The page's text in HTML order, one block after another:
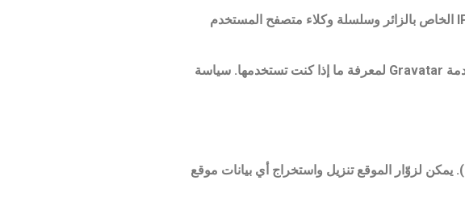
عندما يترك الزائرون تعليقاتهم على الموقع، نجمع البيانات الموضحة في نموذج التعليقات، وكذلك عنوان IP الخاص بالزائر وسلسلة وكلاء متصفح المستخدم
قد يتم توفير سلسلة مجهولة المصدر تم إنشاؤها من عنوان بريدك الإلكتروني (وتسمى أيضًا hash) إلى خدمة Gravatar لمعرفة ما إذا كنت تستخدمها. سياسة
إذا قمت بتحميل الصور إلى موقع الويب، يجب تجنب تحميل الصور مع بيانات الموقع المضمنة (EXIF GPS). يمكن لزوّار الموقع تنزيل واستخراج أي بيانات موقع